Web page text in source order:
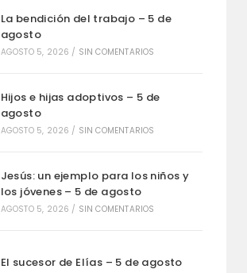
La bendición del trabajo – 5 de
agosto
AGOSTO 5, 2026 / SIN COMENTARIOS
Hijos e hijas adoptivos – 5 de
agosto
AGOSTO 5, 2026 / SIN COMENTARIOS
Jesús: un ejemplo para los niños y
los jóvenes – 5 de agosto
AGOSTO 5, 2026 / SIN COMENTARIOS
El sucesor de Elías – 5 de agosto